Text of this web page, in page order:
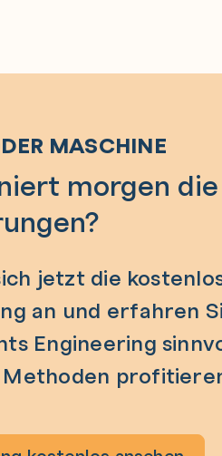
MASCHINE
morgen die
jetzt die
an und erfahren
Engineering